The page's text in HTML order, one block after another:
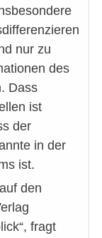
nur zu
des
Dass
ist
der
in der
ist.
den
fragt